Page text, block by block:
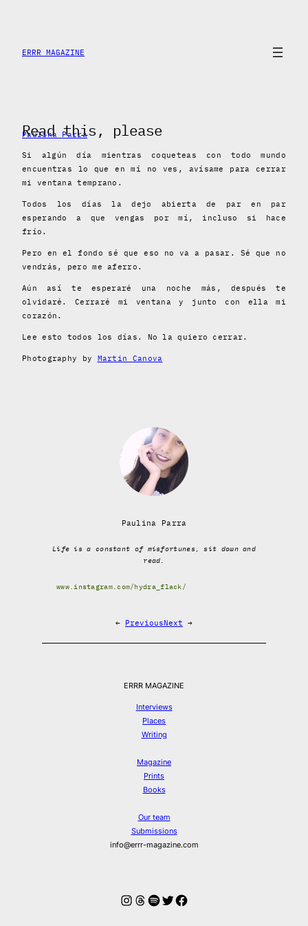
content
ERRR MAGAZINE
Read this, please
Paulina Parra
Si algún día mientras coqueteas con todo mundo
encuentras lo que en mí no ves, avísame para cerrar
mi ventana temprano.
Todos los días la dejo abierta de par en par
esperando a que vengas por mí, incluso si hace
frío.
Pero en el fondo sé que eso no va a pasar. Sé que no
vendrás, pero me aferro.
Aún así te esperaré una noche más, después te
olvidaré. Cerraré mi ventana y junto con ella mi
corazón.
Lee esto todos los días. No la quiero cerrar.
Photography by Martin Canova
Paulina Parra
Life is a constant of misfortunes, sit down and
read.
www.instagram.com/hydra_flack/
← PreviousNext →
ERRR MAGAZINE
Interviews
Places
Writing
Magazine
Prints
Books
Our team
Submissions
info@errr-magazine.com
Instagram
Threads
Spotify
Twitter
Facebook